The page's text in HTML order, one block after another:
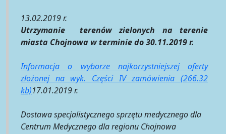
13.02.2019 r.
Utrzymanie terenów zielonych na terenie
miasta Chojnowa w terminie do 30.11.2019 r.
Informacja o wyborze najkorzystniejszej oferty
złożonej na wyk. Części IV zamówienia (266.32
kb)17.01.2019 r.
Dostawa specjalistycznego sprzętu medycznego dla
Centrum Medycznego dla regionu Chojnowa